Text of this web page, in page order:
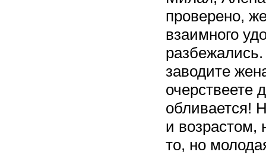
проверено,
взаимного
заводите
очерствеете
обливается!
и возрастом,
то, но